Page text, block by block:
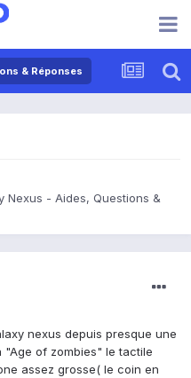
& Réponses
Nexus - Aides, Questions &
nexus depuis presque une
of zombies" le tactile
assez grosse( le coin en